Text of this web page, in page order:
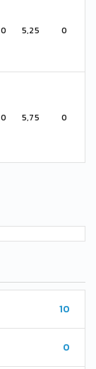
0 5,25 0
0 5,75 0
10
0